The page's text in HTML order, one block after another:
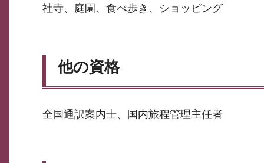
社寺、庭園、食べ歩き、ショッピング
他の資格
全国通訳案内士、国内旅程管理主任者